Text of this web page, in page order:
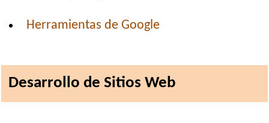
Herramientas de Google
Desarrollo de Sitios Web